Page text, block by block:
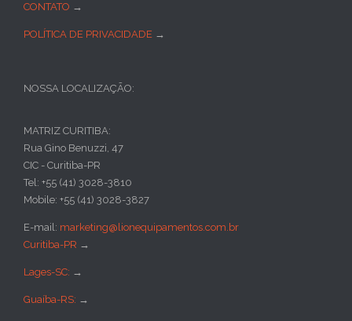
CONTATO →
POLÍTICA DE PRIVACIDADE →
NOSSA LOCALIZAÇÃO:
MATRIZ CURITIBA:
Rua Gino Benuzzi, 47
CIC - Curitiba-PR
Tel: +55 (41) 3028-3810
Mobile: +55 (41) 3028-3827
E-mail: marketing@lionequipamentos.com.br
Curitiba-PR →
Lages-SC: →
Guaíba-RS: →